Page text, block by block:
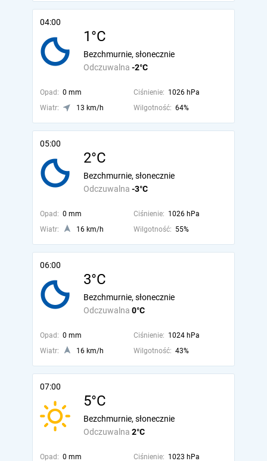
04:00
1°C
Odczuwalna -2°C
Bezchmurnie, słonecznie
Opad: 0 mm Ciśnienie: 1026 hPa
Wiatr:
13 km/h Wilgotność: 64%
05:00
2°C
Odczuwalna -3°C
Bezchmurnie, słonecznie
Opad: 0 mm Ciśnienie: 1026 hPa
Wiatr:
16 km/h Wilgotność: 55%
06:00
3°C
Odczuwalna 0°C
Bezchmurnie, słonecznie
Opad: 0 mm Ciśnienie: 1024 hPa
Wiatr:
16 km/h Wilgotność: 43%
07:00
5°C
Odczuwalna 2°C
Bezchmurnie, słonecznie
Opad: 0 mm Ciśnienie: 1023 hPa